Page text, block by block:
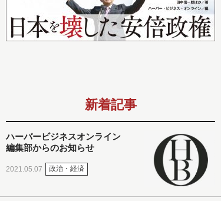
新着記事
ハーバービジネスオンライン
編集部からのお知らせ
2021.05.07 政治・経済